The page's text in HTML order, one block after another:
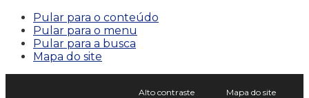
Pular para o conteúdo
Pular para o menu
Pular para a busca
Mapa do site
Alto contraste Mapa do site